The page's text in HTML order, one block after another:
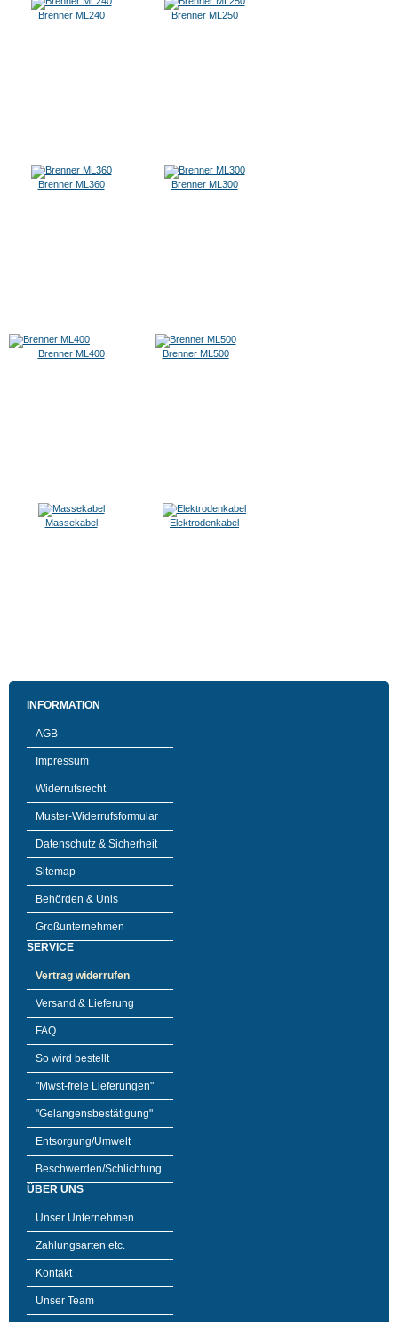
Brenner ML240 Brenner ML250
Brenner ML360 Brenner ML300
Brenner ML400 Brenner ML500
Massekabel Elektrodenkabel
INFORMATION
AGB
Impressum
Widerrufsrecht
Muster-Widerrufsformular
Datenschutz & Sicherheit
Sitemap
Behörden & Unis
Großunternehmen
SERVICE
Vertrag widerrufen
Versand & Lieferung
FAQ
So wird bestellt
"Mwst-freie Lieferungen"
"Gelangensbestätigung"
Entsorgung/Umwelt
Beschwerden/Schlichtung
ÜBER UNS
Unser Unternehmen
Zahlungsarten etc.
Kontakt
Unser Team